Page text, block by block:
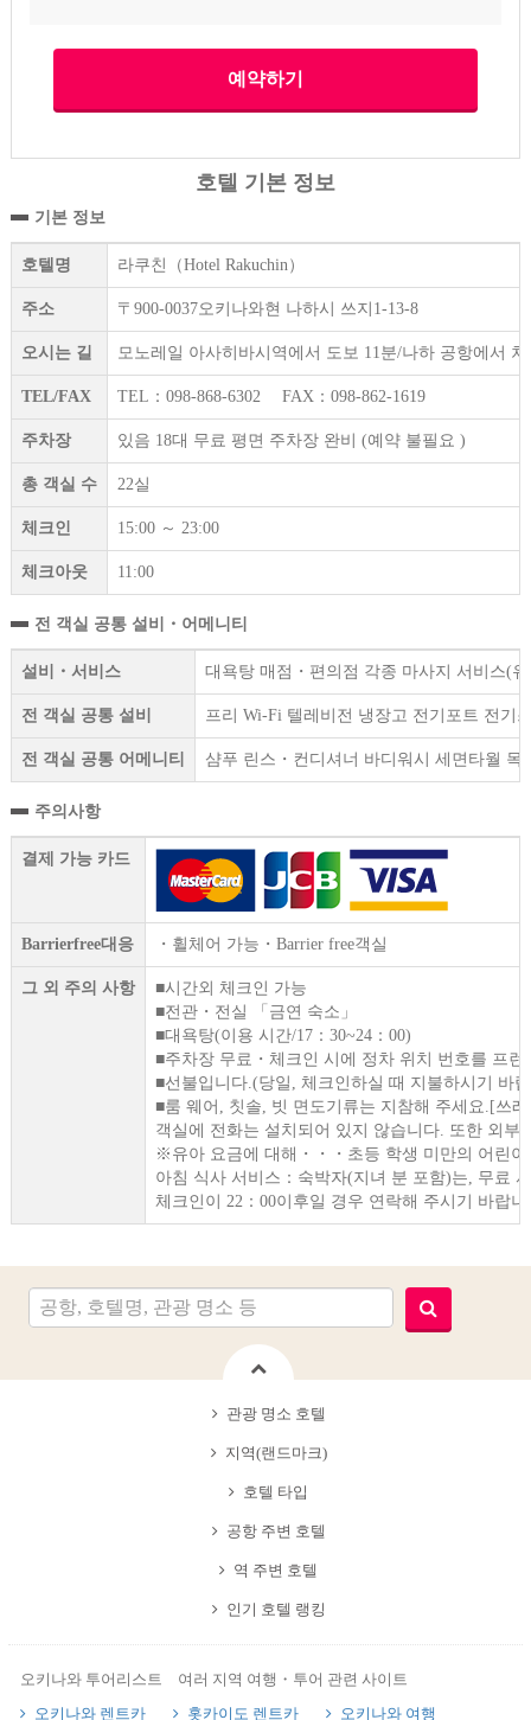
호텔 기본 정보
기본 정보
호텔명 라쿠친（Hotel Rakuchin）
주소 〒900-0037오키나와현 나하시 쓰지1-13-8
오시는 길 모노레일 아사히바시역에서 도보 11분/나하 공항에서 차
TEL/FAX TEL：098-868-6302 FAX：098-862-1619
주차장 있음 18대 무료 평면 주차장 완비 (예약 불필요 )
총 객실 수 22실
체크인 15:00 ～ 23:00
체크아웃 11:00
전 객실 공통 설비・어메니티
설비・서비스 대욕탕 매점・편의점 각종 마사지 서비스(
전 객실 공통 설비 프리 Wi-Fi 텔레비전 냉장고 전기포트 전기
전 객실 공통 어메니티 샴푸 린스・컨디셔너 바디워시 세면타월
주의사항
결제 가능 카드
Barrierfree대응 ・휠체어 가능・Barrier free객실
그 외 주의 사항
■시간외 체크인 가능
■전관・전실 「금연 숙소」
■대욕탕(이용 시간/17：30~24：00)
■주차장 무료・체크인 시에 정차 위치 번호를 프
■선불입니다.(당일, 체크인하실 때 지불하시기 바
■룸 웨어, 칫솔, 빗 면도기류는 지참해 주세요.[쓰
객실에 전화는 설치되어 있지 않습니다. 또한 외
※유아 요금에 대해・・・초등 학생 미만의 어린
아침 식사 서비스：숙박자(지녀 분 포함)는, 무료
체크인이 22：00이후일 경우 연락해 주시기 바랍
관광 명소 호텔
지역(랜드마크)
호텔 타입
공항 주변 호텔
역 주변 호텔
인기 호텔 랭킹
오키나와 투어리스트 여러 지역 여행・투어 관련 사이트
오키나와 렌트카
홋카이도 렌트카 오키나와 여행